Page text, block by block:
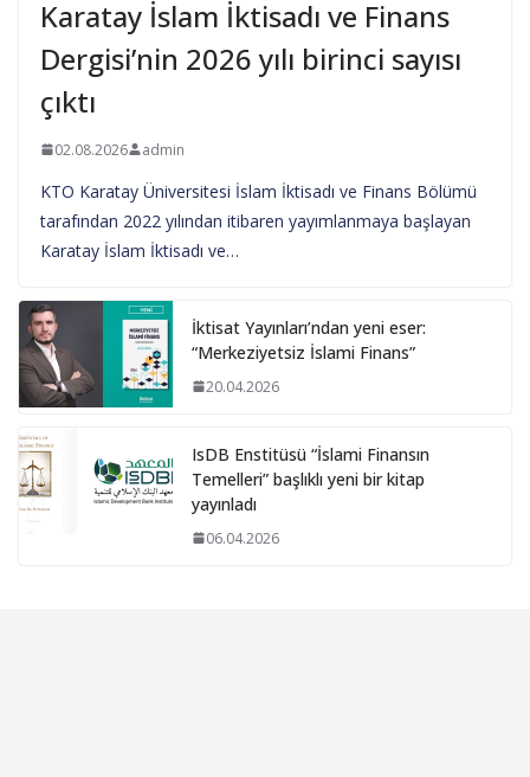
Karatay İslam İktisadı ve Finans
Dergisi’nin 2026 yılı birinci sayısı
çıktı
02.08.2026 admin
KTO Karatay Üniversitesi İslam İktisadı ve Finans Bölümü
tarafından 2022 yılından itibaren yayımlanmaya başlayan
Karatay İslam İktisadı ve…
İktisat Yayınları’ndan yeni eser:
“Merkeziyetsiz İslami Finans”
20.04.2026
IsDB Enstitüsü “İslami Finansın
Temelleri” başlıklı yeni bir kitap
yayınladı
06.04.2026